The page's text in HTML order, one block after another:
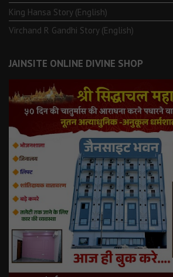
King Hansa Story (English)
Virchand R Gandhi Story (English)
JAINSITE ONLINE DIVINE SHOP